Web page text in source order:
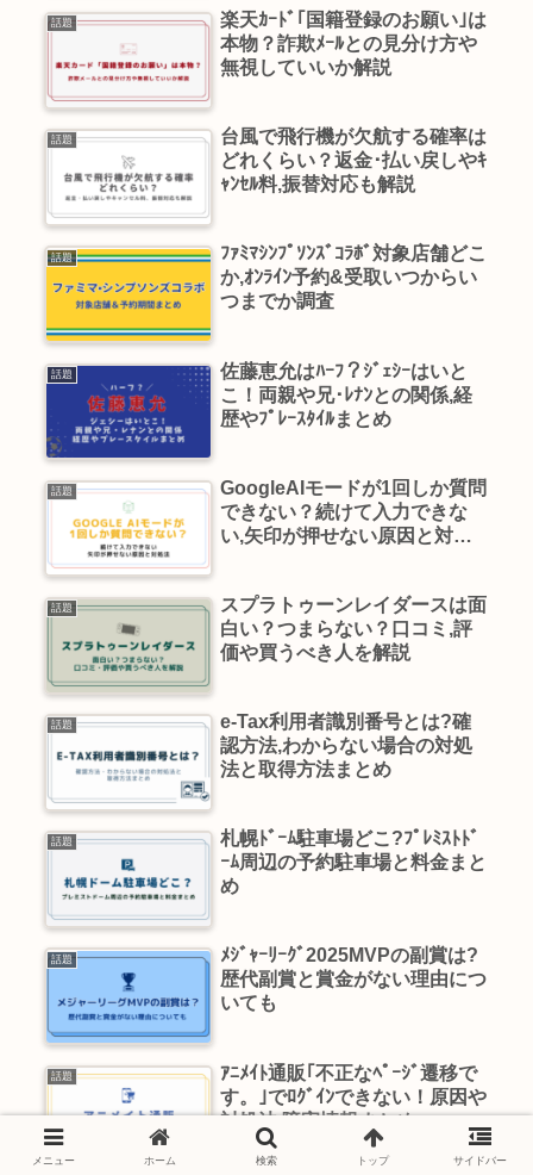
話題
楽天ｶｰﾄﾞ｢国籍登録のお願い｣は
本物？詐欺ﾒｰﾙとの見分け方や
無視していいか解説
話題
台風で飛行機が欠航する確率は
どれくらい？返金･払い戻しやｷ
ｬﾝｾﾙ料,振替対応も解説
話題
ﾌｧﾐﾏｼﾝﾌﾟｿﾝｽﾞｺﾗﾎﾞ対象店舗どこ
か,ｵﾝﾗｲﾝ予約&受取いつからい
つまでか調査
話題
佐藤恵允はﾊｰﾌ？ｼﾞｪｼｰはいと
こ！両親や兄･ﾚﾅﾝとの関係,経
歴やﾌﾟﾚｰｽﾀｲﾙまとめ
話題
GoogleAIモードが1回しか質問
できない？続けて入力できな
い,矢印が押せない原因と対処
話題
スプラトゥーンレイダースは面
白い？つまらない？口コミ,評
価や買うべき人を解説
話題
e-Tax利用者識別番号とは?確
認方法,わからない場合の対処
法と取得方法まとめ
話題
札幌ﾄﾞｰﾑ駐車場どこ?ﾌﾟﾚﾐｽﾄﾄﾞ
ｰﾑ周辺の予約駐車場と料金まと
め
話題
ﾒｼﾞｬｰﾘｰｸﾞ2025MVPの副賞は?
歴代副賞と賞金がない理由につ
いても
話題
ｱﾆﾒｲﾄ通販｢不正なﾍﾟｰｼﾞ遷移で
す。｣でﾛｸﾞｲﾝできない！原因や
対処法,障害情報まとめ
メニュー ホーム 検索 トップ サイドバー